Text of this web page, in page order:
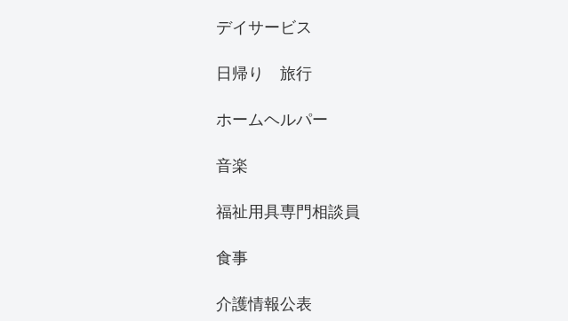
デイサービス
日帰り 旅行
ホームヘルパー
音楽
福祉用具専門相談員
食事
介護情報公表